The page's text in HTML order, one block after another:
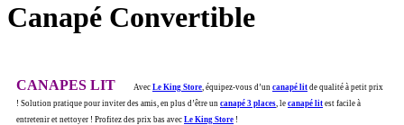
Canapé Convertible
CANAPES LIT Avec Le King Store , équipez-vous d’un canapé lit de qualité à petit prix
! Solution pratique pour inviter des amis, en plus d’être un canapé 3 places , le canapé lit est facile à
entretenir et nettoyer ! Profitez des prix bas avec Le King Store !